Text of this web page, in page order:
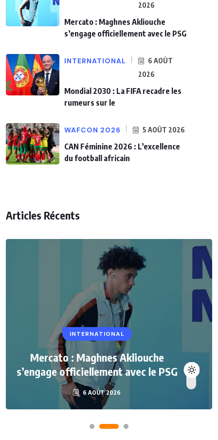
2026
Mercato : Maghnes Akliouche
s’engage officiellement avec le PSG
INTERNATIONAL
6 AOÛT
2026
Mondial 2030 : La FIFA recadre les
rumeurs sur le
WAFCON 2026 5 AOÛT 2026
CAN Féminine 2026 : L’excellence
du football africain
Articles Récents
INTERNATIONAL
Mercato : Maghnes Akliouche
s’engage officiellement avec le PSG
6 AOÛT 2026